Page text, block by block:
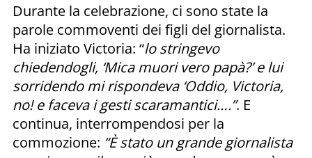
Durante la celebrazione, ci sono state la
parole commoventi dei figli del giornalista.
Ha iniziato Victoria: “lo stringevo
chiedendogli, ‘Mica muori vero papà?’ e lui
sorridendo mi rispondeva ‘Oddio, Victoria,
no! e faceva i gesti scaramantici….”. E
continua, interrompendosi per la
commozione: “È stato un grande giornalista